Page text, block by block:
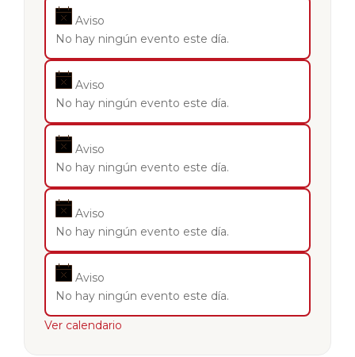
Aviso
No hay ningún evento este día.
Aviso
No hay ningún evento este día.
Aviso
No hay ningún evento este día.
Aviso
No hay ningún evento este día.
Aviso
No hay ningún evento este día.
Ver calendario